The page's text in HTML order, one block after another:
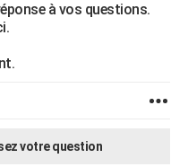
à vos questions.
votre question